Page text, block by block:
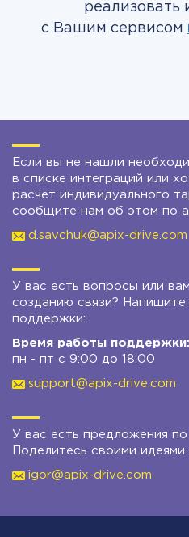
реализовать
с Вашим сервисом
Если вы не нашли
в списке интеграций или
расчет индивидуального
сообщите нам об этом по
d.savchuk@apix-drive.com
У вас есть вопросы или
созданию связи?
поддержки:
Время работы поддержки:
пн - пт с 9:00 до 18:00
support@apix-drive.com
У вас есть предложения по
Поделитесь своими
igor@apix-drive.com